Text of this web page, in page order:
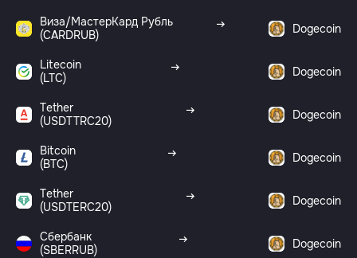
Виза/МастерКард Рубль
(CARDRUB)
Dogecoin
Litecoin
(LTC)
Dogecoin
Tether
(USDTTRC20)
Dogecoin
Bitcoin
(BTC)
Dogecoin
Tether
(USDTERC20)
Dogecoin
Сбербанк
(SBERRUB)
Dogecoin